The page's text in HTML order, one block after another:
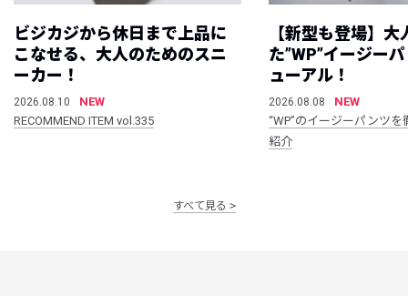
ビジカジから休日まで上品に
こなせる、大人のためのスニ
ーカー！
2026.08.10
NEW
RECOMMEND ITEM vol.335
【新型も登場】大
た”WP”イージー
ューアル！
2026.08.08
NEW
“WP”のイージーパンツ
紹介
すべて見る